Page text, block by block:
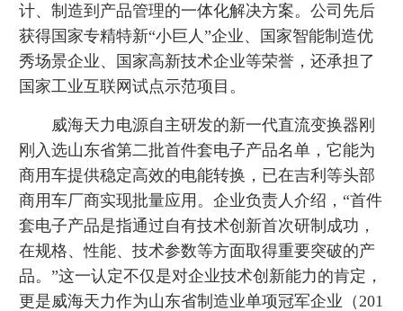
计、制造到产品管理的一体化解决方案。公司先后
获得国家专精特新“小巨人”企业、国家智能制造优
秀场景企业、国家高新技术企业等荣誉，还承担了
国家工业互联网试点示范项目。
威海天力电源自主研发的新一代直流变换器刚
刚入选山东省第二批首件套电子产品名单，它能为
商用车提供稳定高效的电能转换，已在吉利等头部
商用车厂商实现批量应用。企业负责人介绍，“首件
套电子产品是指通过自有技术创新首次研制成功，
在规格、性能、技术参数等方面取得重要突破的产
品。”这一认定不仅是对企业技术创新能力的肯定，
更是威海天力作为山东省制造业单项冠军企业（201